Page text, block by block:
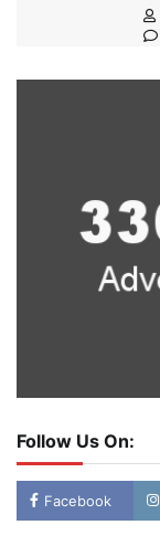
Follow Us On:
Facebook